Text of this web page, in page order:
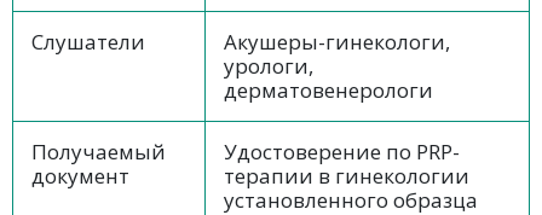
Слушатели
Акушеры-гинекологи,
урологи,
дерматовенерологи
Получаемый
документ
Удостоверение по PRP-
терапии в гинекологии
установленного образца